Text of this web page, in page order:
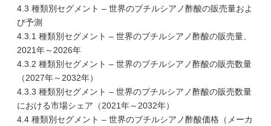
4.3 種類別セグメント – 世界のブチルシアノ酢酸の販売量およ
び予測
4.3.1 種類別セグメント – 世界のブチルシアノ酢酸の販売量、
2021年～2026年
4.3.2 種類別セグメント – 世界のブチルシアノ酢酸の販売数量
（2027年～2032年）
4.3.3 種類別セグメント – 世界のブチルシアノ酢酸の販売数量
における市場シェア（2021年～2032年）
4.4 種類別セグメント – 世界のブチルシアノ酢酸価格（メーカ